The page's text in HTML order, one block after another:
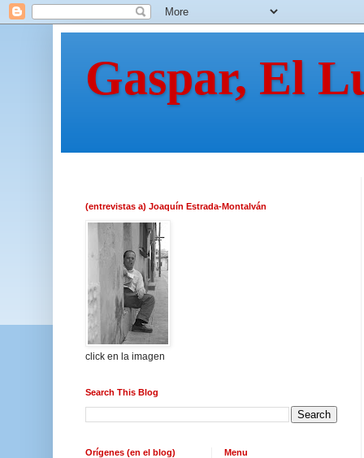
Gaspar, El
(entrevistas a) Joaquín Estrada-Montalván
click en la imagen
Search This Blog
Orígenes (en el blog) Menu